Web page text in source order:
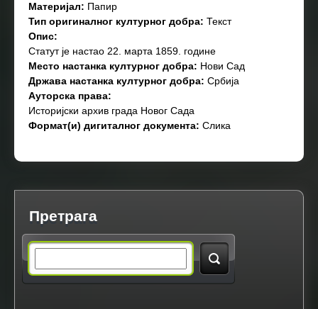
Материјал: Папир
Тип оригиналног културног добра: Текст
Опис:
Статут је настао 22. марта 1859. године
Место настанка културног добра: Нови Сад
Држава настанка културног добра: Србија
Ауторска права:
Историјски архив града Новог Сада
Формат(и) дигиталног документа: Слика
Претрага